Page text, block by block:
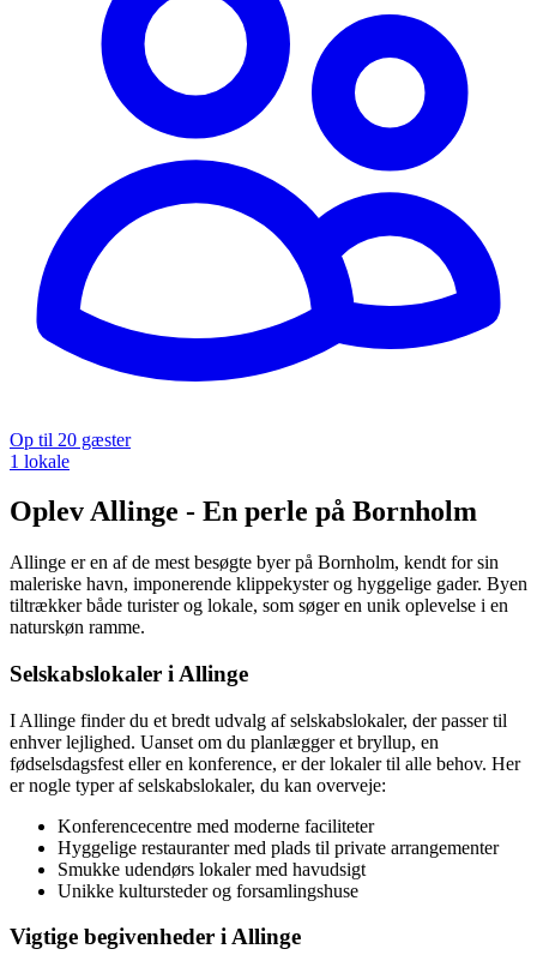
Op til 20 gæster
1 lokale
Oplev Allinge - En perle på Bornholm
Allinge er en af de mest besøgte byer på Bornholm, kendt for sin
maleriske havn, imponerende klippekyster og hyggelige gader. Byen
tiltrækker både turister og lokale, som søger en unik oplevelse i en
naturskøn ramme.
Selskabslokaler i Allinge
I Allinge finder du et bredt udvalg af selskabslokaler, der passer til
enhver lejlighed. Uanset om du planlægger et bryllup, en
fødselsdagsfest eller en konference, er der lokaler til alle behov. Her
er nogle typer af selskabslokaler, du kan overveje:
Konferencecentre med moderne faciliteter
Hyggelige restauranter med plads til private arrangementer
Smukke udendørs lokaler med havudsigt
Unikke kultursteder og forsamlingshuse
Vigtige begivenheder i Allinge